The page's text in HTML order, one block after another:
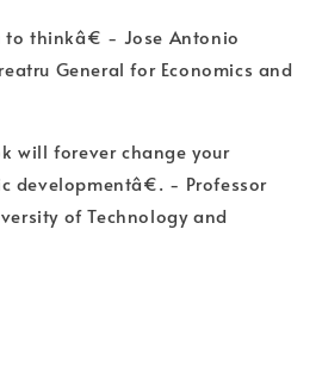
thinkâ€ - Jose Antonio
General for Economics and
will forever change your
developmentâ€. - Professor
of Technology and